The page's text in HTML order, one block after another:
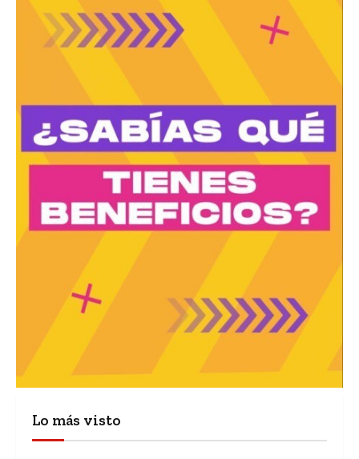
Lo más visto